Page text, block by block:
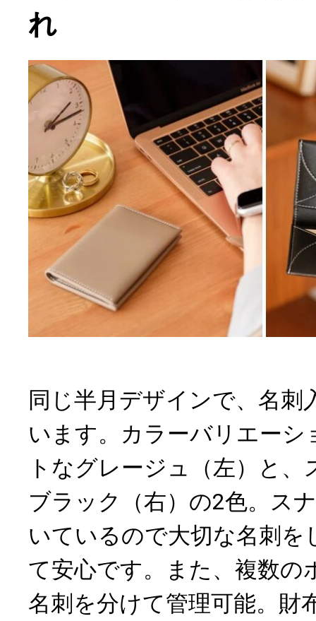
れ
同じ半月デザインで、名刺
います。カラーバリエーシ
トなグレージュ（左）と
ブラック（右）の2色。ス
いているので大切な名刺を
て安心です。また、複数の
名刺を分けて管理可能。財